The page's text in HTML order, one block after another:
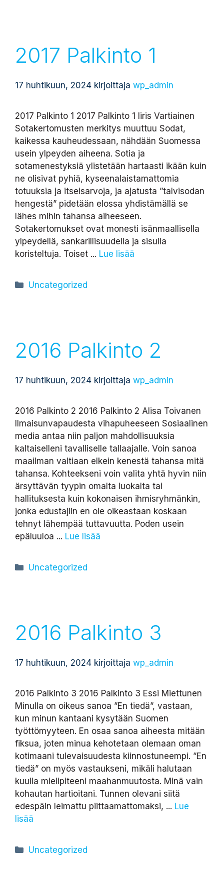
2017 Palkinto 1
17 huhtikuun, 2024 kirjoittaja wp_admin
2017 Palkinto 1 2017 Palkinto 1 Iiris Vartiainen
Sotakertomusten merkitys muuttuu Sodat,
kaikessa kauheudessaan, nähdään Suomessa
usein ylpeyden aiheena. Sotia ja
sotamenestyksiä ylistetään hartaasti ikään kuin
ne olisivat pyhiä, kyseenalaistamattomia
totuuksia ja itseisarvoja, ja ajatusta ”talvisodan
hengestä” pidetään elossa yhdistämällä se
lähes mihin tahansa aiheeseen.
Sotakertomukset ovat monesti isänmaallisella
ylpeydellä, sankarillisuudella ja sisulla
koristeltuja. Toiset ... Lue lisää
Kategoriat
Uncategorized
2016 Palkinto 2
17 huhtikuun, 2024 kirjoittaja wp_admin
2016 Palkinto 2 2016 Palkinto 2 Alisa Toivanen
Ilmaisunvapaudesta vihapuheeseen Sosiaalinen
media antaa niin paljon mahdollisuuksia
kaltaiselleni tavalliselle tallaajalle. Voin sanoa
maailman valtiaan elkein kenestä tahansa mitä
tahansa. Kohteekseni voin valita yhtä hyvin niin
ärsyttävän tyypin omalta luokalta tai
hallituksesta kuin kokonaisen ihmisryhmänkin,
jonka edustajiin en ole oikeastaan koskaan
tehnyt lähempää tuttavuutta. Poden usein
epäluuloa ... Lue lisää
Kategoriat
Uncategorized
2016 Palkinto 3
17 huhtikuun, 2024 kirjoittaja wp_admin
2016 Palkinto 3 2016 Palkinto 3 Essi Miettunen
Minulla on oikeus sanoa ”En tiedä”, vastaan,
kun minun kantaani kysytään Suomen
työttömyyteen. En osaa sanoa aiheesta mitään
fiksua, joten minua kehotetaan olemaan oman
kotimaani tulevaisuudesta kiinnostuneempi. ”En
tiedä” on myös vastaukseni, mikäli halutaan
kuulla mielipiteeni maahanmuutosta. Minä vain
kohautan hartioitani. Tunnen olevani siitä
edespäin leimattu piittaamattomaksi, ... Lue
lisää
Kategoriat
Uncategorized